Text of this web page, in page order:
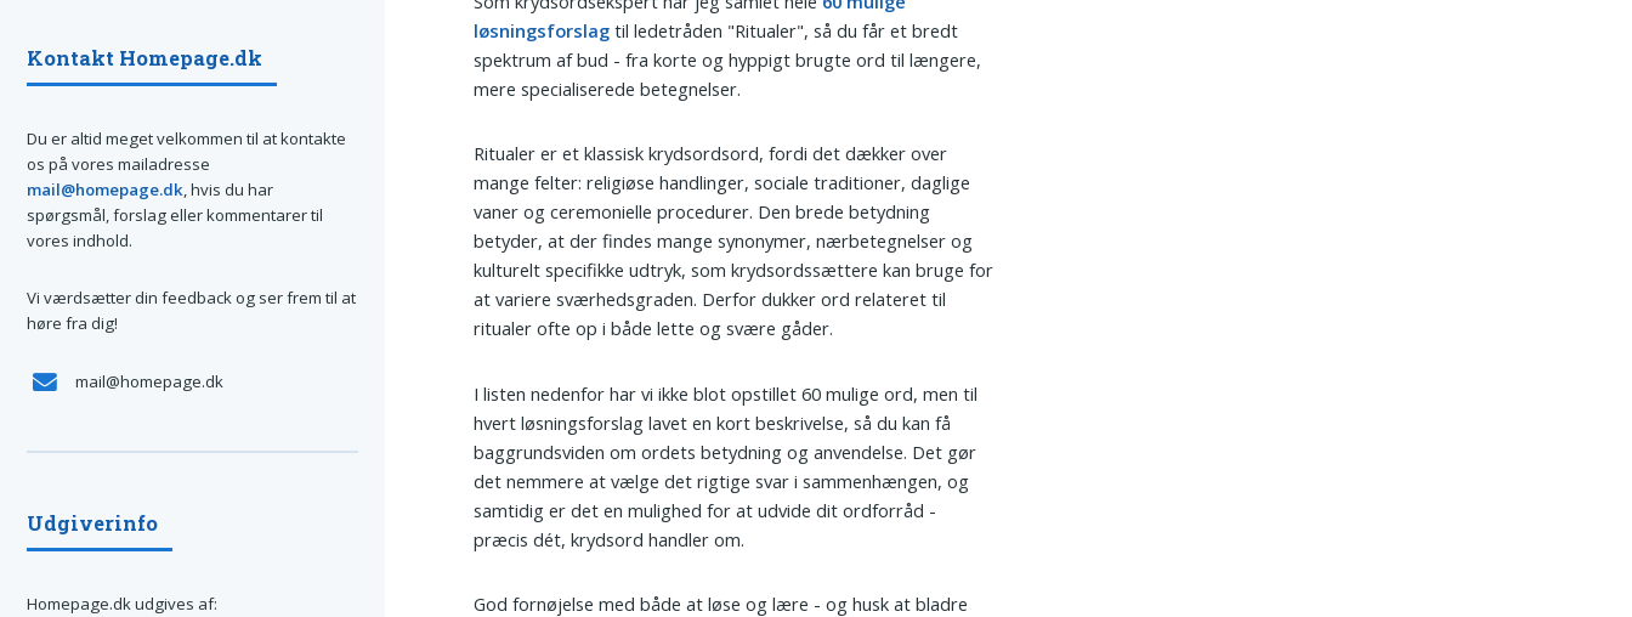
løsningsforslag til ledetråden "Ritualer", så du får et bredt
spektrum af bud - fra korte og hyppigt brugte ord til længere,
mere specialiserede betegnelser.
Ritualer er et klassisk krydsordsord, fordi det dækker over
mange felter: religiøse handlinger, sociale traditioner, daglige
vaner og ceremonielle procedurer. Den brede betydning
betyder, at der findes mange synonymer, nærbetegnelser og
kulturelt specifikke udtryk, som krydsordssættere kan bruge for
at variere sværhedsgraden. Derfor dukker ord relateret til
ritualer ofte op i både lette og svære gåder.
I listen nedenfor har vi ikke blot opstillet 60 mulige ord, men til
hvert løsningsforslag lavet en kort beskrivelse, så du kan få
baggrundsviden om ordets betydning og anvendelse. Det gør
det nemmere at vælge det rigtige svar i sammenhængen, og
samtidig er det en mulighed for at udvide dit ordforråd -
præcis dét, krydsord handler om.
God fornøjelse med både at løse og lære - og husk at bladre
Kontakt Homepage.dk
Du er altid meget velkommen til at kontakte
os på vores mailadresse
mail@homepage.dk, hvis du har
spørgsmål, forslag eller kommentarer til
vores indhold.
Vi værdsætter din feedback og ser frem til at
høre fra dig!
mail@homepage.dk
Udgiverinfo
Homepage.dk udgives af: